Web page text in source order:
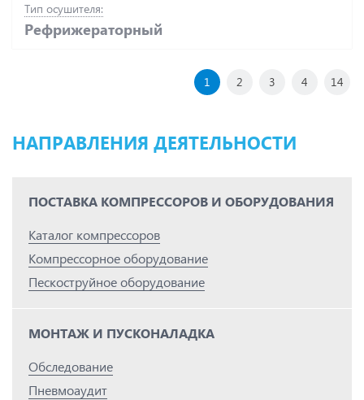
Тип осушителя:
Рефрижераторный
1 2 3 4 14
НАПРАВЛЕНИЯ ДЕЯТЕЛЬНОСТИ
ПОСТАВКА КОМПРЕССОРОВ И ОБОРУДОВАНИЯ
Каталог компрессоров
Компрессорное оборудование
Пескоструйное оборудование
МОНТАЖ И ПУСКОНАЛАДКА
Обследование
Пневмоаудит